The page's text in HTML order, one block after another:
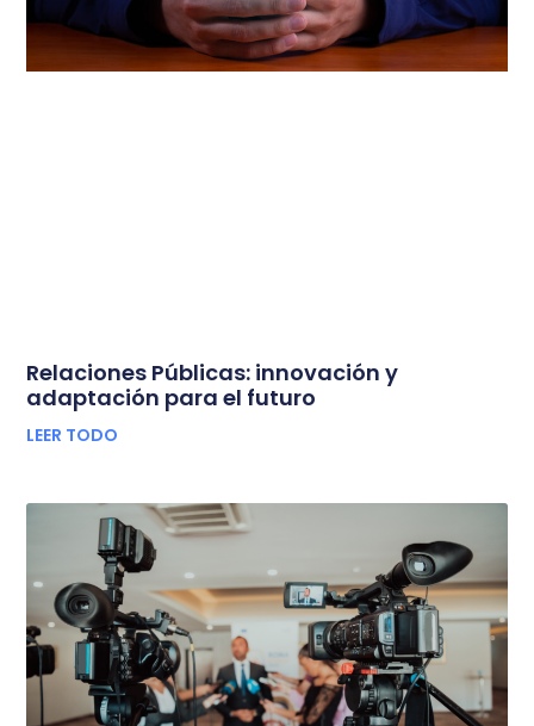
Relaciones Públicas: innovación y
adaptación para el futuro
LEER TODO